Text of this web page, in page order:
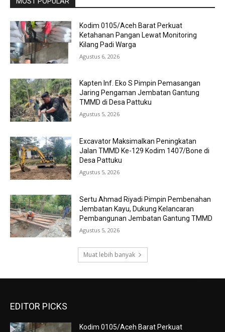
Kodim 0105/Aceh Barat Perkuat
Ketahanan Pangan Lewat Monitoring
Kilang Padi Warga
Agustus 6, 2026
Kapten Inf. Eko S Pimpin Pemasangan
Jaring Pengaman Jembatan Gantung
TMMD di Desa Pattuku
Agustus 5, 2026
Excavator Maksimalkan Peningkatan
Jalan TMMD Ke-129 Kodim 1407/Bone di
Desa Pattuku
Agustus 5, 2026
Sertu Ahmad Riyadi Pimpin Pembenahan
Jembatan Kayu, Dukung Kelancaran
Pembangunan Jembatan Gantung TMMD
Agustus 5, 2026
Muat lebih banyak
EDITOR PICKS
Kodim 0105/Aceh Barat Perkuat